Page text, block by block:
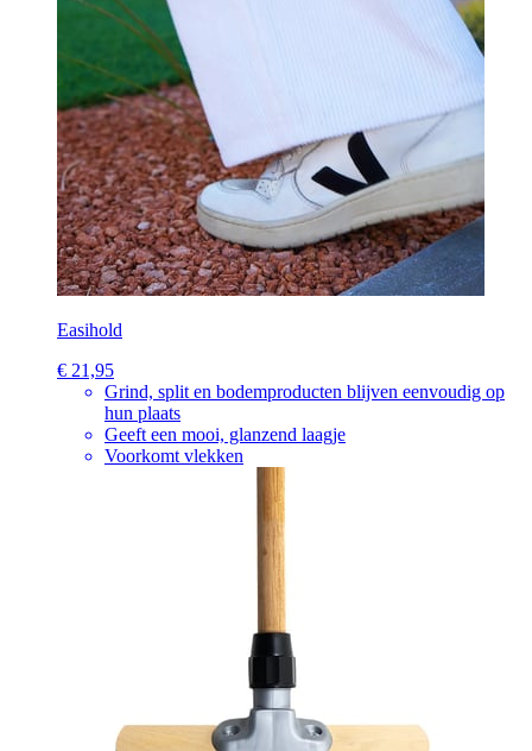
Easihold
€ 21,95
Grind, split en bodemproducten blijven eenvoudig op
hun plaats
Geeft een mooi, glanzend laagje
Voorkomt vlekken